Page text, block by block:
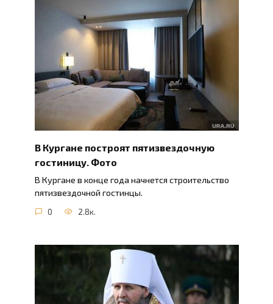
В Кургане построят пятизвездочную
гостиницу. Фото
В Кургане в конце года начнется строительство
пятизвездочной гостинцы.
0 2.8к.